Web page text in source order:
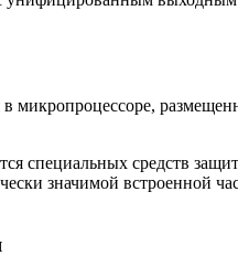
микропроцессоре,
специальных средств
значимой встроенной